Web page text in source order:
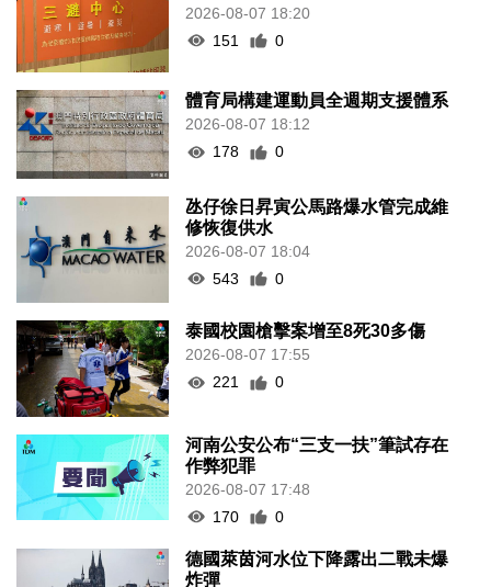
2026-08-07 18:20
151
0
體育局構建運動員全週期支援體系
2026-08-07 18:12
178
0
氹仔徐日昇寅公馬路爆水管完成維
修恢復供水
2026-08-07 18:04
543
0
泰國校園槍擊案增至8死30多傷
2026-08-07 17:55
221
0
河南公安公布“三支一扶”筆試存在
作弊犯罪
2026-08-07 17:48
170
0
德國萊茵河水位下降露出二戰未爆
炸彈